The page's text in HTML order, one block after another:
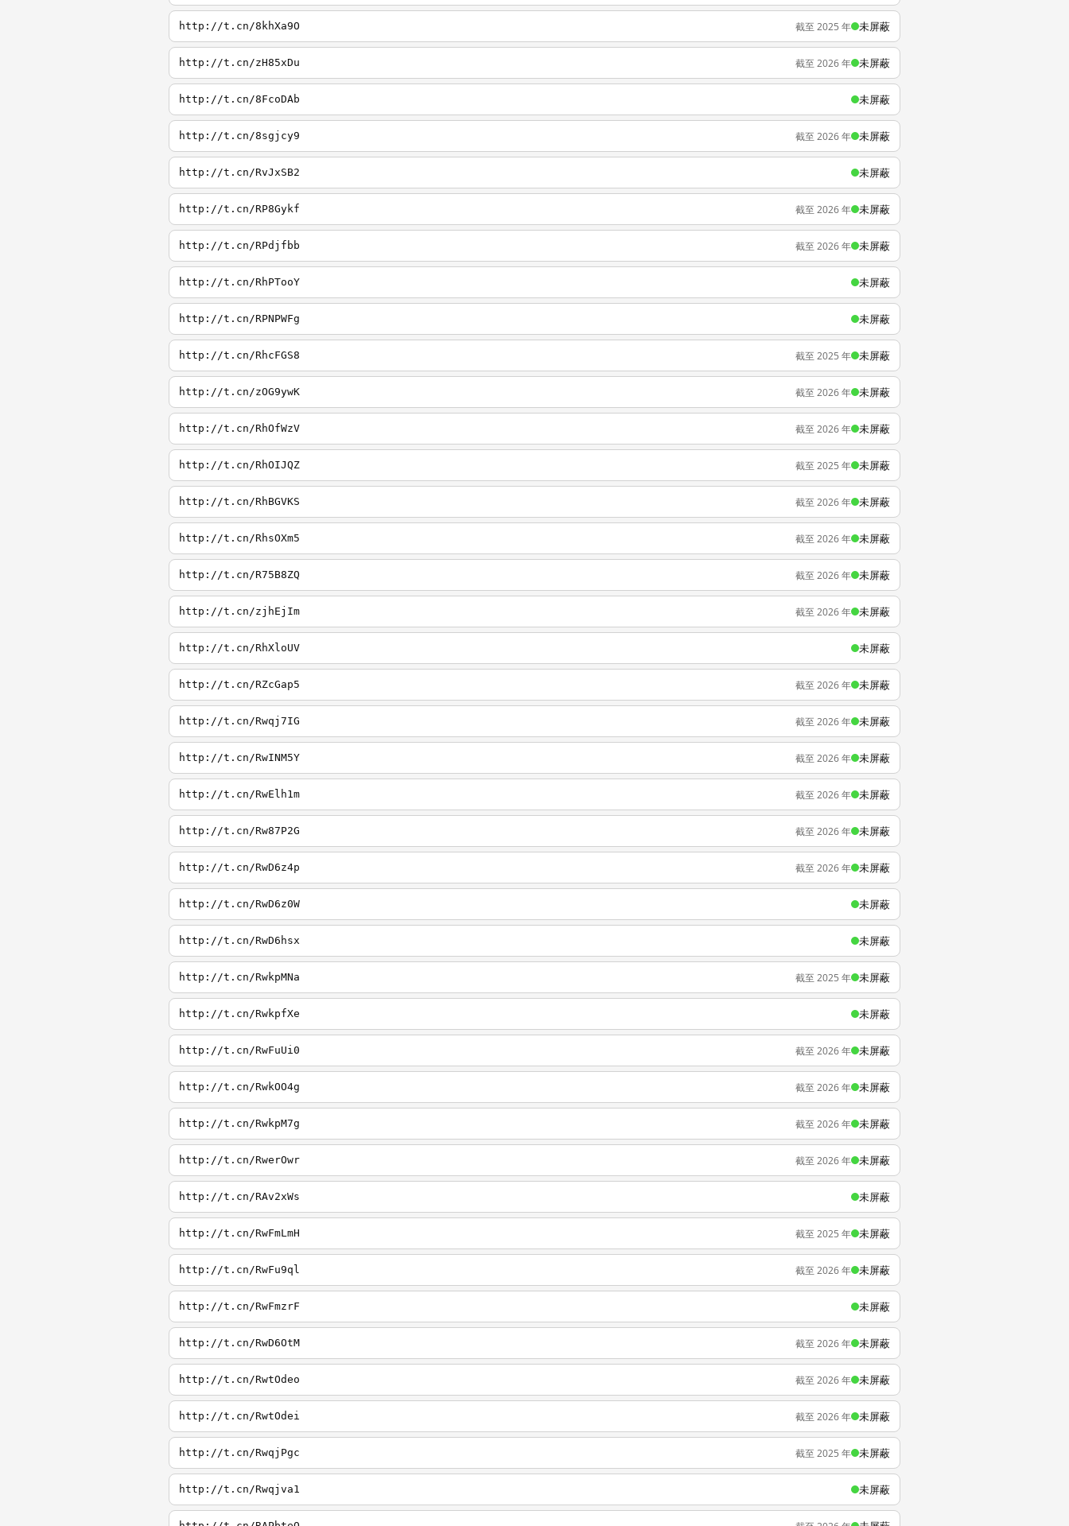
http://t.cn/8khXa9O 截至 2025 年 未屏蔽
http://t.cn/zH85xDu 截至 2026 年 未屏蔽
http://t.cn/8FcoDAb 未屏蔽
http://t.cn/8sgjcy9 截至 2026 年 未屏蔽
http://t.cn/RvJxSB2 未屏蔽
http://t.cn/RP8Gykf 截至 2026 年 未屏蔽
http://t.cn/RPdjfbb 截至 2026 年 未屏蔽
http://t.cn/RhPTooY 未屏蔽
http://t.cn/RPNPWFg 未屏蔽
http://t.cn/RhcFGS8 截至 2025 年 未屏蔽
http://t.cn/zOG9ywK 截至 2026 年 未屏蔽
http://t.cn/RhOfWzV 截至 2026 年 未屏蔽
http://t.cn/RhOIJQZ 截至 2025 年 未屏蔽
http://t.cn/RhBGVKS 截至 2026 年 未屏蔽
http://t.cn/RhsOXm5 截至 2026 年 未屏蔽
http://t.cn/R75B8ZQ 截至 2026 年 未屏蔽
http://t.cn/zjhEjIm 截至 2026 年 未屏蔽
http://t.cn/RhXloUV 未屏蔽
http://t.cn/RZcGap5 截至 2026 年 未屏蔽
http://t.cn/Rwqj7IG 截至 2026 年 未屏蔽
http://t.cn/RwINM5Y 截至 2026 年 未屏蔽
http://t.cn/RwElh1m 截至 2026 年 未屏蔽
http://t.cn/Rw87P2G 截至 2026 年 未屏蔽
http://t.cn/RwD6z4p 截至 2026 年 未屏蔽
http://t.cn/RwD6z0W 未屏蔽
http://t.cn/RwD6hsx 未屏蔽
http://t.cn/RwkpMNa 截至 2025 年 未屏蔽
http://t.cn/RwkpfXe 未屏蔽
http://t.cn/RwFuUi0 截至 2026 年 未屏蔽
http://t.cn/RwkOO4g 截至 2026 年 未屏蔽
http://t.cn/RwkpM7g 截至 2026 年 未屏蔽
http://t.cn/RwerOwr 截至 2026 年 未屏蔽
http://t.cn/RAv2xWs 未屏蔽
http://t.cn/RwFmLmH 截至 2025 年 未屏蔽
http://t.cn/RwFu9ql 截至 2026 年 未屏蔽
http://t.cn/RwFmzrF 未屏蔽
http://t.cn/RwD6OtM 截至 2026 年 未屏蔽
http://t.cn/RwtOdeo 截至 2026 年 未屏蔽
http://t.cn/RwtOdei 截至 2026 年 未屏蔽
http://t.cn/RwqjPgc 截至 2025 年 未屏蔽
http://t.cn/Rwqjva1 未屏蔽